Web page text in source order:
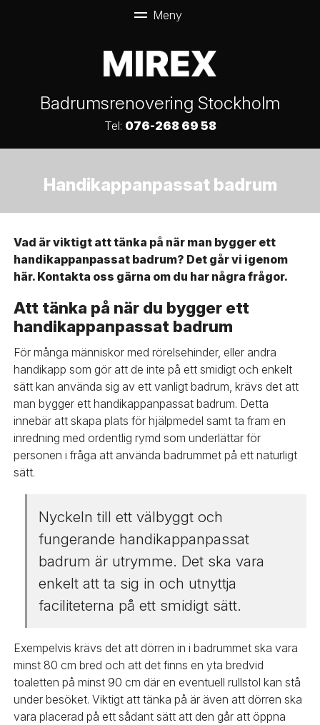
Badrumsrenovering Stockholm
Tel: 076-268 69 58
Handikappanpassat badrum
Vad är viktigt att tänka på när man bygger ett
handikappanpassat badrum? Det går vi igenom
här. Kontakta oss gärna om du har några frågor.
Att tänka på när du bygger ett
handikappanpassat badrum
För många människor med rörelsehinder, eller andra
handikapp som gör att de inte på ett smidigt och enkelt
sätt kan använda sig av ett vanligt badrum, krävs det att
man bygger ett handikappanpassat badrum. Detta
innebär att skapa plats för hjälpmedel samt ta fram en
inredning med ordentlig rymd som underlättar för
personen i fråga att använda badrummet på ett naturligt
sätt.
Nyckeln till ett välbyggt och
fungerande handikappanpassat
badrum är utrymme. Det ska vara
enkelt att ta sig in och utnyttja
faciliteterna på ett smidigt sätt.
Exempelvis krävs det att dörren in i badrummet ska vara
minst 80 cm bred och att det finns en yta bredvid
toaletten på minst 90 cm där en eventuell rullstol kan stå
under besöket. Viktigt att tänka på är även att dörren ska
vara placerad på ett sådant sätt att den går att öppna